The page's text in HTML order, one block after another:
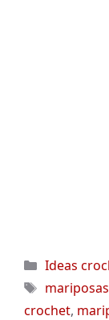
Categorías
Ideas
Etiquetas
crochet,